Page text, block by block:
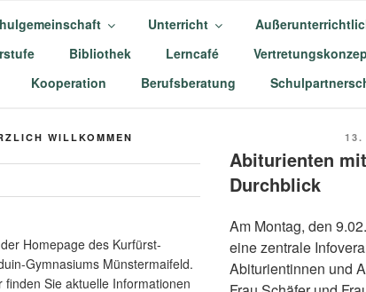
BALDUIN-
Unterricht
Bibliothek Lerncafé
Kooperation Berufsberatung
13.
Abiturienten
Durchblick
Am Montag, den
eine zentrale
Abiturientinnen und
WILLKOMMEN
Homepage des Kurfürst-
Gymnasiums Münstermaifeld.
finden Sie aktuelle Informationen